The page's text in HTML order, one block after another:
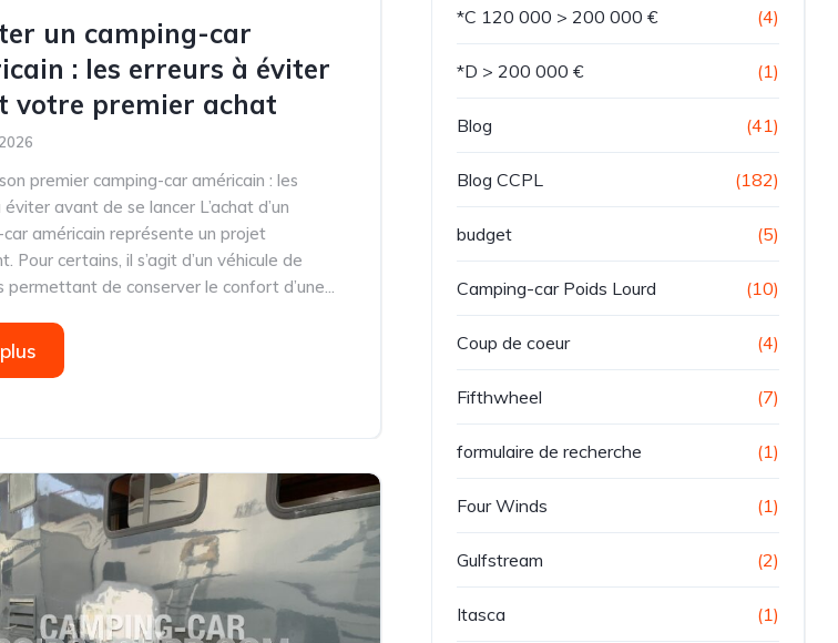
un camping-car
: les erreurs à éviter
votre premier achat
premier camping-car américain : les
avant de se lancer L’achat d’un
américain représente un projet
Pour certains, il s’agit d’un véhicule de
permettant de conserver le confort d’une...
*C 120 000 > 200 000 € (4)
*D > 200 000 € (1)
Blog (41)
Blog CCPL (182)
budget (5)
Camping-car Poids Lourd (10)
Coup de coeur (4)
Fifthwheel (7)
formulaire de recherche (1)
Four Winds (1)
Gulfstream (2)
Itasca (1)